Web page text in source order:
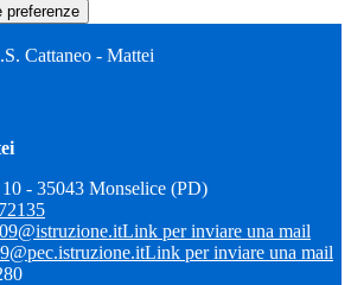
preferenze
Cattaneo - Mattei
- 35043 Monselice (PD)
Link per inviare una mail
Link per inviare una mail